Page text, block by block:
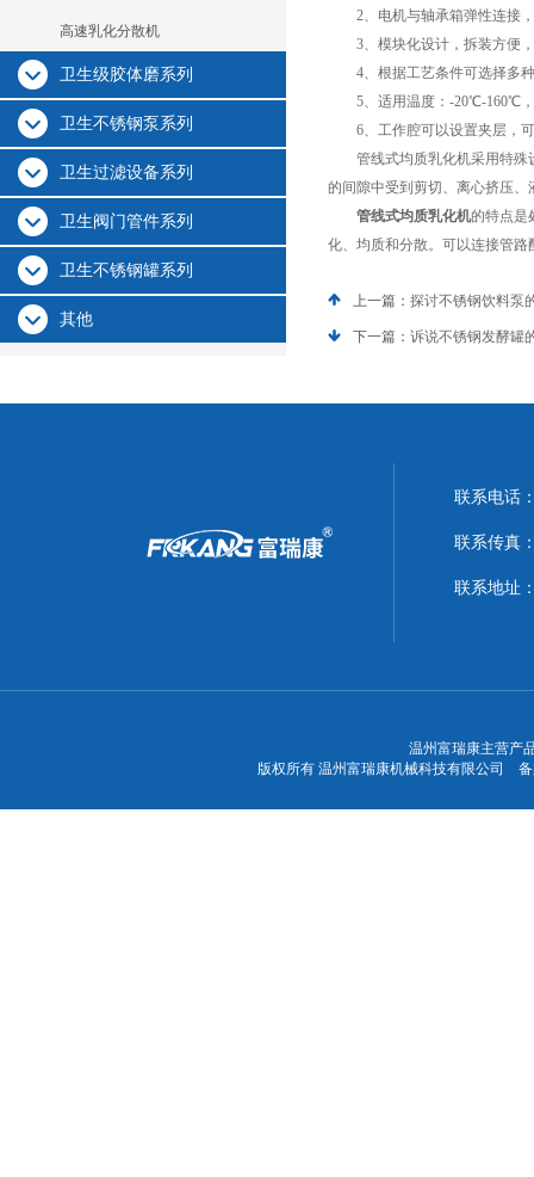
高速乳化分散机
卫生级胶体磨系列
卫生不锈钢泵系列
卫生过滤设备系列
卫生阀门管件系列
卫生不锈钢罐系列
其他
2、电机与轴承箱弹性连接，
3、模块化设计，拆装方便，
4、根据工艺条件可选择多种
5、适用温度：-20℃-160℃，
6、工作腔可以设置夹层，可
管线式均质乳化机采用特殊设
的间隙中受到剪切、离心挤压
管线式均质乳化机的特点是
化、均质和分散。可以连接管路
上一篇： 探讨不锈钢饮料泵
下一篇： 诉说不锈钢发酵罐
联系电话
联系传真
联系地址
温州富瑞康主营产
版权所有 温州富瑞康机械科技有限公司